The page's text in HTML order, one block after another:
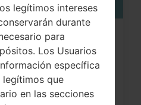
datos de fábrica
legítimos intereses
durante
para
Los Usuarios
específica
legítimos que
en las secciones